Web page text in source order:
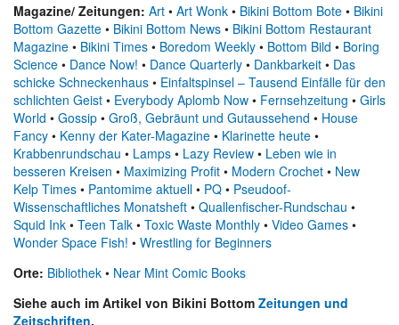
Magazine/ Zeitungen: Art • Art Wonk • Bikini Bottom Bote • Bikini
Bottom Gazette • Bikini Bottom News • Bikini Bottom Restaurant
Magazine • Bikini Times • Boredom Weekly • Bottom Bild • Boring
Science • Dance Now! • Dance Quarterly • Dankbarkeit • Das
schicke Schneckenhaus • Einfaltspinsel – Tausend Einfälle für den
schlichten Geist • Everybody Aplomb Now • Fernsehzeitung • Girls
World • Gossip • Groß, Gebräunt und Gutaussehend • House
Fancy • Kenny der Kater-Magazine • Klarinette heute •
Krabbenrundschau • Lamps • Lazy Review • Leben wie in
besseren Kreisen • Maximizing Profit • Modern Crochet • New
Kelp Times • Pantomime aktuell • PQ • Pseudoof-
Wissenschaftliches Monatsheft • Quallenfischer-Rundschau •
Squid Ink • Teen Talk • Toxic Waste Monthly • Video Games •
Wonder Space Fish! • Wrestling for Beginners
Orte: Bibliothek • Near Mint Comic Books
Siehe auch im Artikel von Bikini Bottom Zeitungen und
Zeitschriften.